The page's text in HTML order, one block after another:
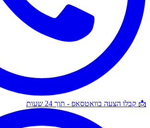
📩 קבלו הצעה בוואטסאפ - תוך 24 שעות